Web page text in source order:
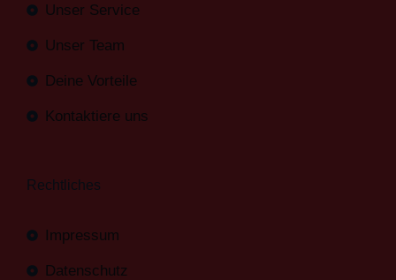
Unser Service
Unser Team
Deine Vorteile
Kontaktiere uns
Rechtliches
Impressum
Datenschutz